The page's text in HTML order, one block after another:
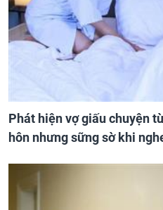
Phát hiện vợ giấu chuyện
hôn nhưng sững sờ khi